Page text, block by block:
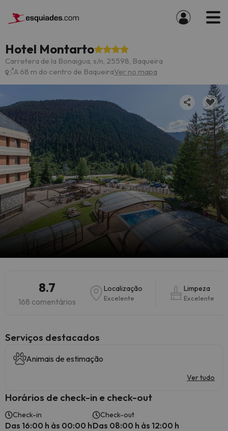
Hotel Montarto
Carretera de la Bonaigua, s/n, 25598, Baqueira
A 68 m do centro de BaqueiraVer no mapa
8.7
168 comentários
Localização
Excelente
Limpeza
Excelente
Serviços destacados
Animais de estimação
Ver tudo
Horários de check-in e check-out
Check-in
Das 16:00 h às 00:00 h
Check-out
Das 08:00 h às 12:00 h